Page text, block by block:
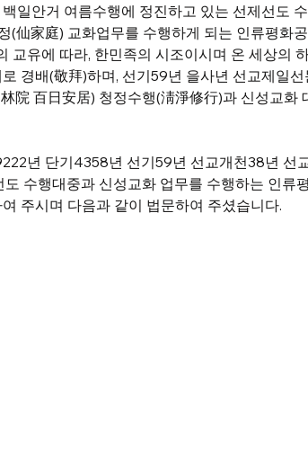
일안거 여름수행에 정진하고 있는 선제선도
(仙家庭) 교화업무를 수행하게 되는 인류평화
교유에 따라, 한민족의 시조이시며 온 세상의
경배(敬拜)하며, 선기59년 을사년 선교제일
院 百日安居) 청정수행(淸淨修行)과 신성교화
년 단기4358년 선기59년 선교개천38년 선
도 수행대중과 신성교화 업무를 수행하는 인류
주시며 다음과 같이 법문하여 주셨습니다.